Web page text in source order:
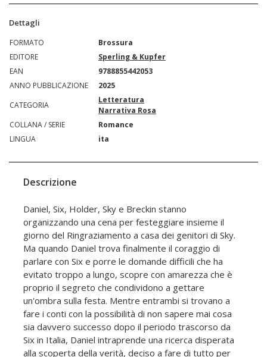
Dettagli
FORMATO
Brossura
EDITORE
Sperling & Kupfer
EAN
9788855442053
ANNO PUBBLICAZIONE
2025
CATEGORIA
Letteratura
Narrativa Rosa
COLLANA / SERIE
Romance
LINGUA
ita
Descrizione
Daniel, Six, Holder, Sky e Breckin stanno
organizzando una cena per festeggiare insieme il
giorno del Ringraziamento a casa dei genitori di Sky.
Ma quando Daniel trova finalmente il coraggio di
parlare con Six e porre le domande difficili che ha
evitato troppo a lungo, scopre con amarezza che è
proprio il segreto che condividono a gettare
un'ombra sulla festa. Mentre entrambi si trovano a
fare i conti con la possibilità di non sapere mai cosa
sia davvero successo dopo il periodo trascorso da
Six in Italia, Daniel intraprende una ricerca disperata
alla scoperta della verità, deciso a fare di tutto per